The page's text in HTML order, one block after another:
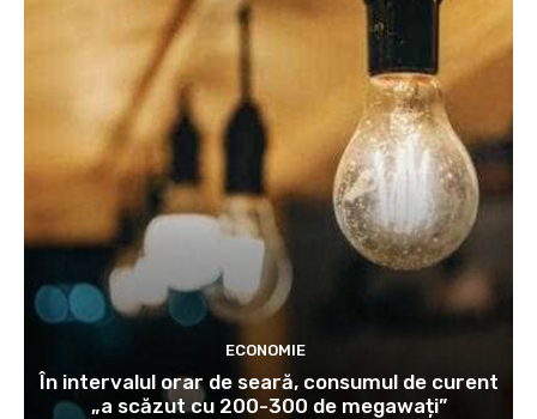
ECONOMIE
În intervalul orar de seară, consumul de curent
„a scăzut cu 200-300 de megawați”